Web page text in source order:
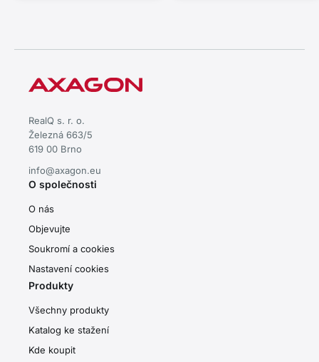
RealQ s. r. o.
Železná 663/5
619 00 Brno
info@axagon.eu
O společnosti
O nás
Objevujte
Soukromí a cookies
Nastavení cookies
Produkty
Všechny produkty
Katalog ke stažení
Kde koupit